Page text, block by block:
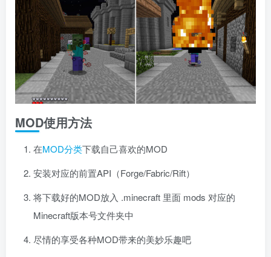
MOD使用方法
在MOD分类下载自己喜欢的MOD
安装对应的前置API（Forge/Fabric/Rift）
将下载好的MOD放入 .minecraft 里面 mods 对应的
Minecraft版本号文件夹中
尽情的享受各种MOD带来的美妙乐趣吧